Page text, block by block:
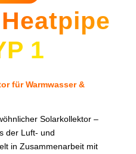
Heatpipe
1
für Warmwasser &
Solarkollektor –
der Luft- und
in Zusammenarbeit mit